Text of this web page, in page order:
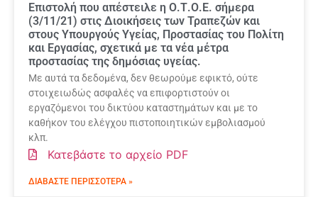
Επιστολή που απέστειλε η Ο.Τ.Ο.Ε. σήμερα
(3/11/21) στις Διοικήσεις των Τραπεζών και
στους Υπουργούς Υγείας, Προστασίας του Πολίτη
και Εργασίας, σχετικά με τα νέα μέτρα
προστασίας της δημόσιας υγείας.
Με αυτά τα δεδομένα, δεν θεωρούμε εφικτό, ούτε
στοιχειωδώς ασφαλές να επιφορτιστούν οι
εργαζόμενοι του δικτύου καταστημάτων και με το
καθήκον του ελέγχου πιστοποιητικών εμβολιασμού
κλπ.
Κατεβάστε το αρχείο PDF
ΔΙΑΒΆΣΤΕ ΠΕΡΙΣΣΌΤΕΡΑ »